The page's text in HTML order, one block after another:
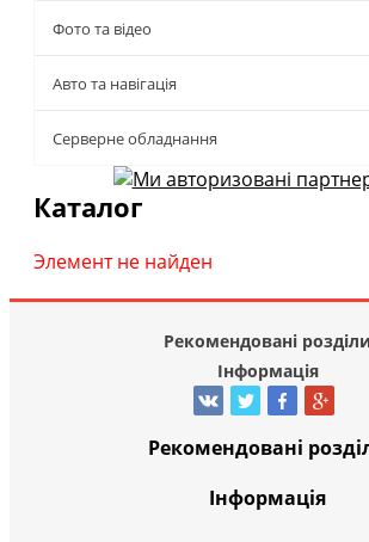
Фото та відео
Авто та навігація
Серверне обладнання
Каталог
Элемент не найден
Рекомендовані розділи
Інформація
Рекомендовані
Інформація